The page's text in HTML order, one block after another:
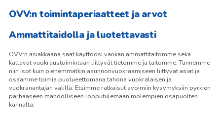
OVV:n toimintaperiaatteet ja arvot
Ammattitaidolla ja luotettavasti
OVV:n asiakkaana saat käyttöösi vankan ammattitaitomme sekä
kattavat vuokraustoimintaan liittyvät tietomme ja taitomme. Tunnemme
niin isot kuin pienemmätkin asunnonvuokraamiseen liittyvät asiat ja
osaamme toimia puolueettomana tahona vuokralaisen ja
vuokranantajan välillä. Etsimme ratkaisut avoimiin kysymyksiin pyrkien
parhaaseen mahdolliseen lopputulemaan molempien osapuolten
kannalta.